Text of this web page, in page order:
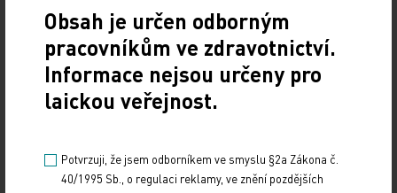
aterosklerózou obecně. Například u více než 27 000 nemocných
sledovaných v Intermountain Healthcare System byl u nedostatečné
koncentrace vitaminu D (< 30 ng/ml) prokázán statisticky významně
vyšší výskyt prevalence diabetes mellitus 2. typu, hypertenze a
koncentrací vitaminu D významně vyšší výskyt koronární aterosklerózy,
Obsah je určen odborným
pracovníkům ve zdravotnictví.
Informace nejsou určeny pro
laickou veřejnost.
Potvrzuji, že jsem odborníkem ve smyslu §2a Zákona č.
40/1995 Sb., o regulaci reklamy, ve znění pozdějších